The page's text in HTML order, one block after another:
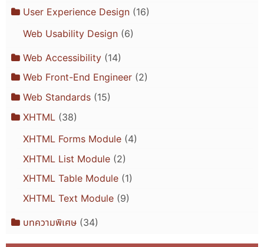
User Experience Design(16)
Web Usability Design(6)
Web Accessibility(14)
Web Front-End Engineer(2)
Web Standards(15)
XHTML (38)
XHTML Forms Module(4)
XHTML List Module(2)
XHTML Table Module(1)
XHTML Text Module(9)
บทความพิเศษ(34)